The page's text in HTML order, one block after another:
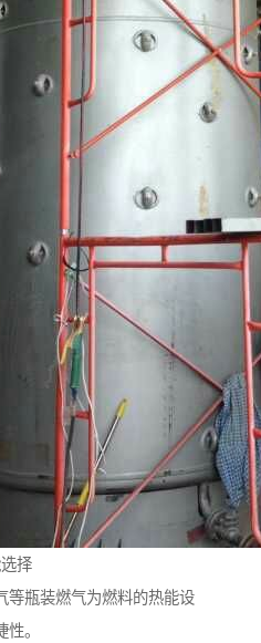
择
等瓶装燃气为燃料的热能设
。